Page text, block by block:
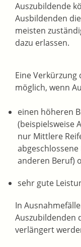
Auszubildende
Ausbildenden
meisten
dazu erlassen.
Eine Verkürzung
möglich, wenn
einen höheren
(beispielsweise
nur Mittlere
anderen Beruf)
sehr gute
In
Auszubildenden
verlängert